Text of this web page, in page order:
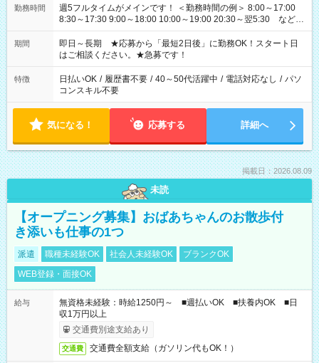
勤務時間
週5フルタイムがメインです！ ＜勤務時間の例＞ 8:00～17:00
8:30～17:30 9:00～18:00 10:00～19:00 20:30～翌5:30 など ★
その他にも勤務時間多数！ 日勤のみ、残業なし、交替制など
ご希望を教えてください！
期間
即日～長期 ★応募から「最短2日後」に勤務OK！スタート日
はご相談ください。★急募です！
特徴 日払いOK / 履歴書不要 / 40～50代活躍中 / 電話対応なし / パソ
コンスキル不要
気になる！ 応募する 詳細へ
掲載日：2026.08.09
未読
【オープニング募集】おばあちゃんのお散歩付
き添いも仕事の1つ
派遣 職種未経験OK 社会人未経験OK
ブランクOK
WEB登録・面接OK
給与
無資格未経験：時給1250円～ ■週払いOK ■扶養内OK ■日
収1万円以上
交通費別途支給あり
交通費 交通費全額支給（ガソリン代もOK！）